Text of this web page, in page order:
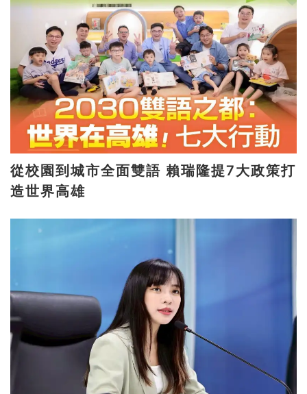
從校園到城市全面雙語 賴瑞隆提7大政策打
造世界高雄